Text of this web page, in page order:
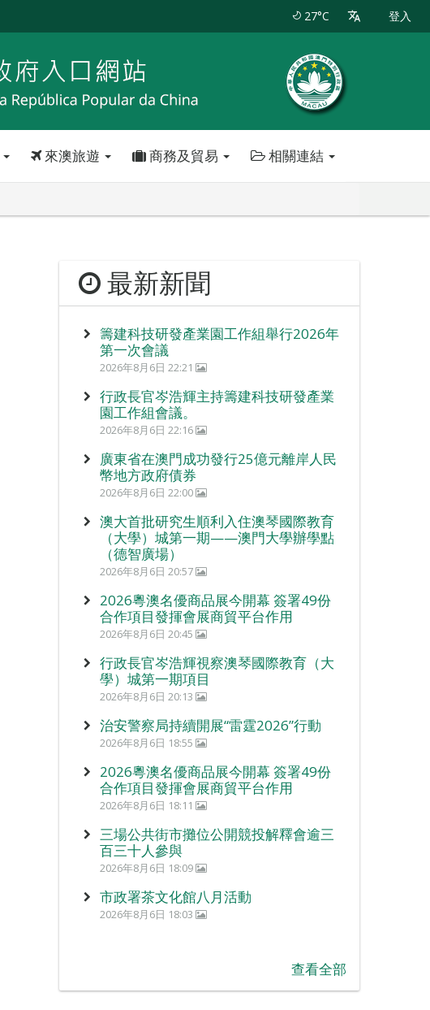
27°C 登入
來澳旅遊 商務及貿易 相關連結
最新新聞
籌建科技研發產業園工作組舉行2026年
第一次會議
2026年8月6日 22:21
行政長官岑浩輝主持籌建科技研發產業
園工作組會議。
2026年8月6日 22:16
廣東省在澳門成功發行25億元離岸人民
幣地方政府債券
2026年8月6日 22:00
澳大首批研究生順利入住澳琴國際教育
（大學）城第一期——澳門大學辦學點
（德智廣場）
2026年8月6日 20:57
2026粵澳名優商品展今開幕 簽署49份
合作項目發揮會展商貿平台作用
2026年8月6日 20:45
行政長官岑浩輝視察澳琴國際教育（大
學）城第一期項目
2026年8月6日 20:13
治安警察局持續開展“雷霆2026”行動
2026年8月6日 18:55
2026粵澳名優商品展今開幕 簽署49份
合作項目發揮會展商貿平台作用
2026年8月6日 18:11
三場公共街市攤位公開競投解釋會逾三
百三十人參與
2026年8月6日 18:09
市政署茶文化館八月活動
2026年8月6日 18:03
查看全部